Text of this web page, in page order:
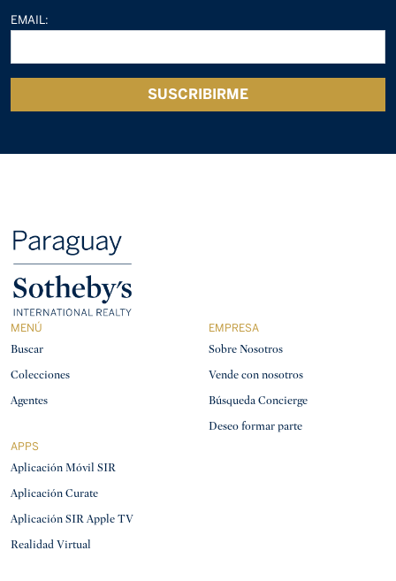
EMAIL:
SUSCRIBIRME
MENÚ
Buscar
Colecciones
Agentes
EMPRESA
Sobre Nosotros
Vende con nosotros
Búsqueda Concierge
Deseo formar parte
APPS
Aplicación Móvil SIR
Aplicación Curate
Aplicación SIR Apple TV
Realidad Virtual